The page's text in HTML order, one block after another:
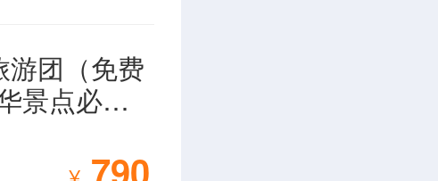
腾云驾
，对着单福
又纷纷都
团（免费
景点必
790